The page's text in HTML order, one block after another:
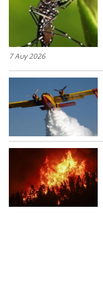
7 Αυγ 2026